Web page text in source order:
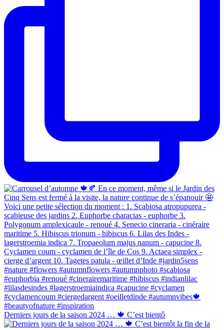
Derniers jours de la saison 2024 … 🍁 C’est bientô